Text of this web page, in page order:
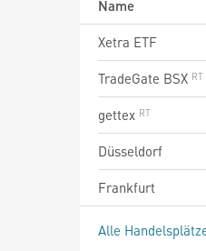
Name
Xetra ETF
TradeGate BSX
gettex
Düsseldorf
Frankfurt
Alle